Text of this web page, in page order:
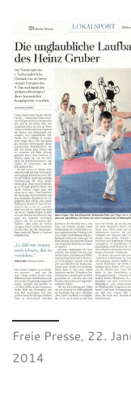
Freie Presse, 22.
2014